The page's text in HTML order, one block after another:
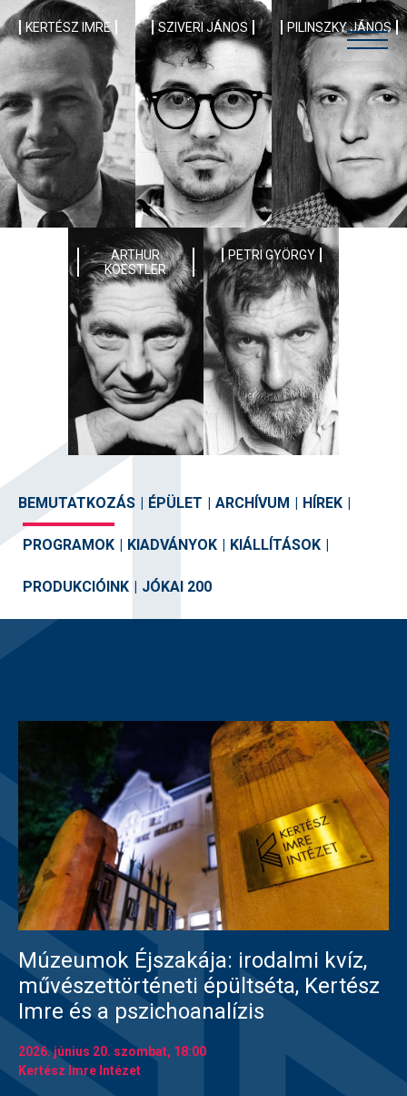
KERTÉSZ IMRE SZIVERI JÁNOS PILINSZKY JÁNOS
ARTHUR
KOESTLER
PETRI GYÖRGY
BEMUTATKOZÁS | ÉPÜLET | ARCHÍVUM | HÍREK |
PROGRAMOK | KIADVÁNYOK | KIÁLLÍTÁSOK |
PRODUKCIÓINK | JÓKAI 200
Múzeumok Éjszakája: irodalmi kvíz,
művészettörténeti épültséta, Kertész
Imre és a pszichoanalízis
2026. június 20. szombat, 18:00
Kertész Imre Intézet